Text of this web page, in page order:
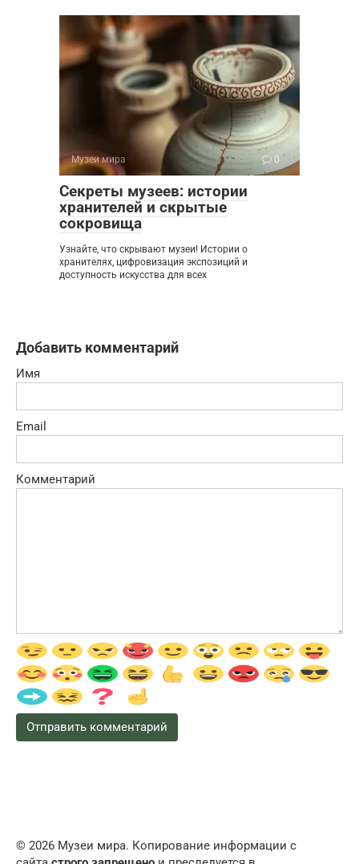
Музеи мира 0
Секреты музеев: истории
хранителей и скрытые
сокровища
Узнайте, что скрывают музеи! Истории о
хранителях, цифровизация экспозиций и
доступность искусства для всех
Добавить комментарий
Имя
Email
Комментарий
© 2026 Музеи мира. Копирование информации с